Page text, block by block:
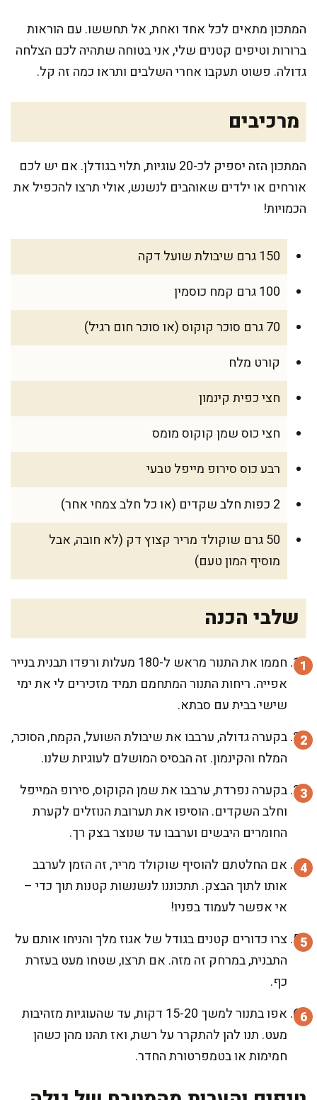
המתכון מתאים לכל אחד ואחת, אל תחששו. עם הוראות
ברורות וטיפים קטנים שלי, אני בטוחה שתהיה לכם הצלחה
גדולה. פשוט תעקבו אחרי השלבים ותראו כמה זה קל.
מרכיבים
המתכון הזה יספיק לכ-20 עוגיות, תלוי בגודלן. אם יש לכם
אורחים או ילדים שאוהבים לנשנש, אולי תרצו להכפיל את
הכמויות!
150 גרם שיבולת שועל דקה
100 גרם קמח כוסמין
70 גרם סוכר קוקוס (או סוכר חום רגיל)
קורט מלח
חצי כפית קינמון
חצי כוס שמן קוקוס מומס
רבע כוס סירופ מייפל טבעי
2 כפות חלב שקדים (או כל חלב צמחי אחר)
50 גרם שוקולד מריר קצוץ דק (לא חובה, אבל
מוסיף המון טעם)
שלבי הכנה
חממו את התנור מראש ל-180 מעלות ורפדו תבנית בנייר
אפייה. ריחות התנור המתחמם תמיד מזכירים לי את ימי
שישי בבית עם סבתא.
בקערה גדולה, ערבבו את שיבולת השועל, הקמח, הסוכר,
המלח והקינמון. זה הבסיס המושלם לעוגיות שלנו.
בקערה נפרדת, ערבבו את שמן הקוקוס, סירופ המייפל
וחלב השקדים. הוסיפו את תערובת הנוזלים לקערת
החומרים היבשים וערבבו עד שנוצר בצק רך.
אם החלטתם להוסיף שוקולד מריר, זה הזמן לערבב
אותו לתוך הבצק. תתכוננו לנשנשות קטנות תוך כדי –
אי אפשר לעמוד בפניו!
צרו כדורים קטנים בגודל של אגוז מלך והניחו אותם על
התבנית, במרחק זה מזה. אם תרצו, שטחו מעט בעזרת
כף.
אפו בתנור למשך 15-20 דקות, עד שהעוגיות מזהיבות
מעט. תנו להן להתקרר על רשת, ואז תהנו מהן כשהן
חמימות או בטמפרטורת החדר.